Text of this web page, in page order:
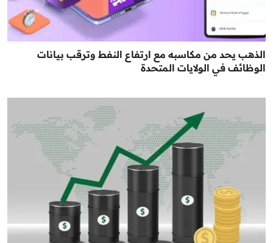
الذهب يحد من مكاسبه مع ارتفاع النفط وترقب بيانات
الوظائف في الولايات المتحدة